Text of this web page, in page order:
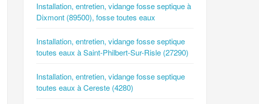
Installation, entretien, vidange fosse septique à
Dixmont (89500), fosse toutes eaux
Installation, entretien, vidange fosse septique
toutes eaux à Saint-Philbert-Sur-Risle (27290)
Installation, entretien, vidange fosse septique
toutes eaux à Cereste (4280)